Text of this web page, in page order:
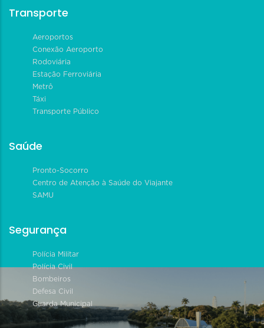
Transporte
Aeroportos
Conexão Aeroporto
Rodoviária
Estação Ferroviária
Metrô
Táxi
Transporte Público
Saúde
Pronto-Socorro
Centro de Atenção à Saúde do Viajante
SAMU
Segurança
Polícia Militar
Polícia Civil
Bombeiros
Defesa Civil
Guarda Municipal